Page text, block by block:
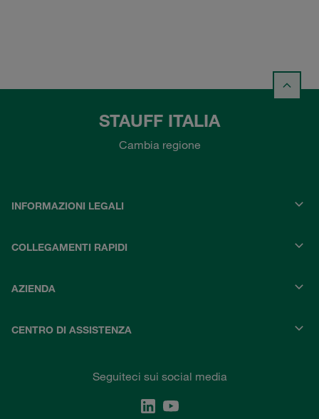
STAUFF ITALIA
Cambia regione
INFORMAZIONI LEGALI
COLLEGAMENTI RAPIDI
AZIENDA
CENTRO DI ASSISTENZA
Seguiteci sui social media